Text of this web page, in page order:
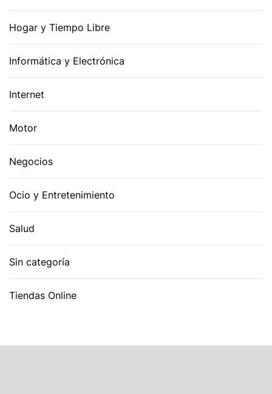
Hogar y Tiempo Libre
Informática y Electrónica
Internet
Motor
Negocios
Ocio y Entretenimiento
Salud
Sin categoría
Tiendas Online